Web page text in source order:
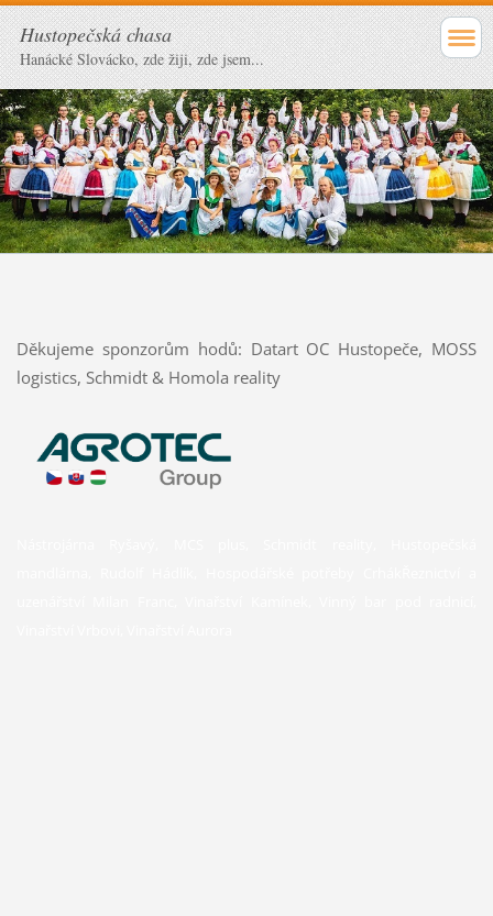
Hustopečská chasa
Hanácké Slovácko, zde žiji, zde jsem...
Děkujeme sponzorům hodů: Datart OC Hustopeče, MOSS
logistics, Schmidt & Homola reality